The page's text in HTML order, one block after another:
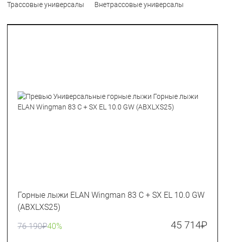
Трассовые универсалы Внетрассовые универсалы
Горные лыжи ELAN Wingman 83 C + SX EL 10.0 GW
(ABXLXS25)
76 190₽40% 45 714₽